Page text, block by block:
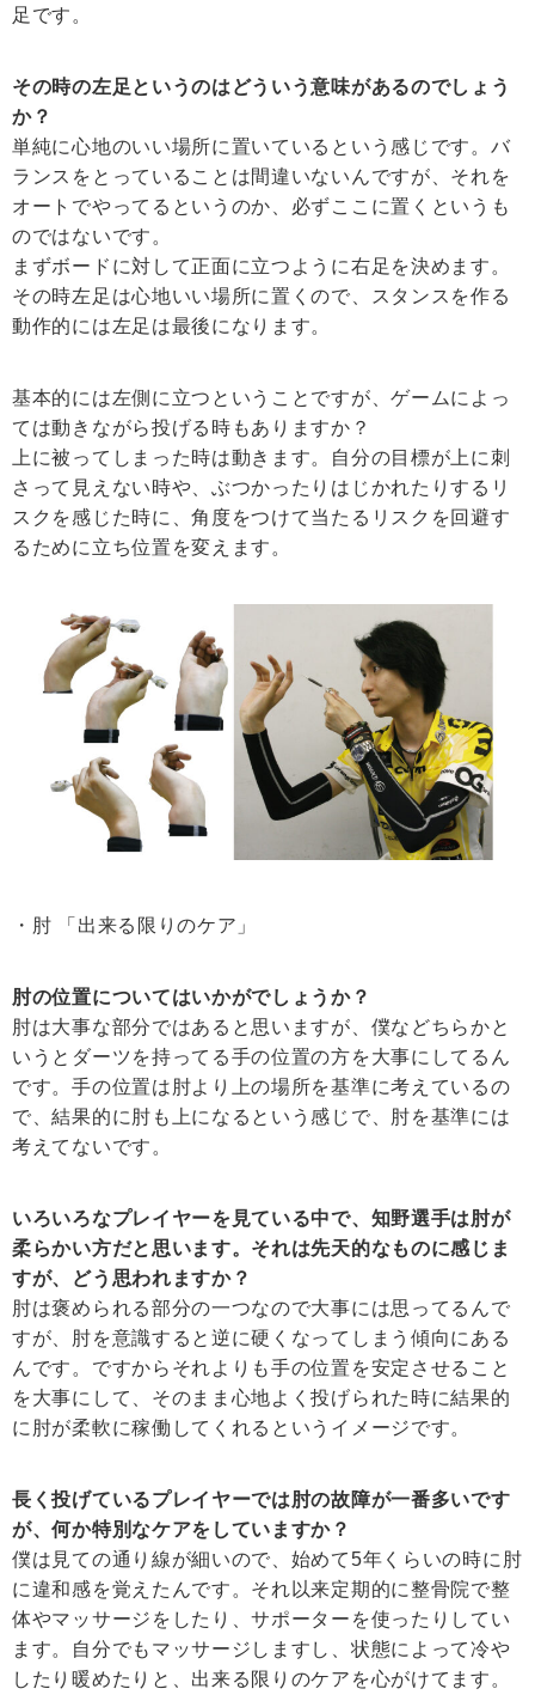
足です。
その時の左足というのはどういう意味があるのでしょう
か？
単純に心地のいい場所に置いているという感じです。バ
ランスをとっていることは間違いないんですが、それを
オートでやってるというのか、必ずここに置くというも
のではないです。
まずボードに対して正面に立つように右足を決めます。
その時左足は心地いい場所に置くので、スタンスを作る
動作的には左足は最後になります。
基本的には左側に立つということですが、ゲームによっ
ては動きながら投げる時もありますか？
上に被ってしまった時は動きます。自分の目標が上に刺
さって見えない時や、ぶつかったりはじかれたりするリ
スクを感じた時に、角度をつけて当たるリスクを回避す
るために立ち位置を変えます。
・肘 「出来る限りのケア」
肘の位置についてはいかがでしょうか？
肘は大事な部分ではあると思いますが、僕などちらかと
いうとダーツを持ってる手の位置の方を大事にしてるん
です。手の位置は肘より上の場所を基準に考えているの
で、結果的に肘も上になるという感じで、肘を基準には
考えてないです。
いろいろなプレイヤーを見ている中で、知野選手は肘が
柔らかい方だと思います。それは先天的なものに感じま
すが、どう思われますか？
肘は褒められる部分の一つなので大事には思ってるんで
すが、肘を意識すると逆に硬くなってしまう傾向にある
んです。ですからそれよりも手の位置を安定させること
を大事にして、そのまま心地よく投げられた時に結果的
に肘が柔軟に稼働してくれるというイメージです。
長く投げているプレイヤーでは肘の故障が一番多いです
が、何か特別なケアをしていますか？
僕は見ての通り線が細いので、始めて5年くらいの時に肘
に違和感を覚えたんです。それ以来定期的に整骨院で整
体やマッサージをしたり、サポーターを使ったりしてい
ます。自分でもマッサージしますし、状態によって冷や
したり暖めたりと、出来る限りのケアを心がけてます。